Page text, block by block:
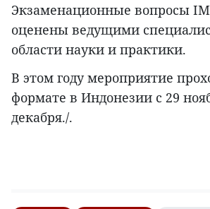
Экзаменационные вопросы
оценены ведущими
области науки и практики.
В этом году мероприятие
формате в Индонезии с 29
декабря./.